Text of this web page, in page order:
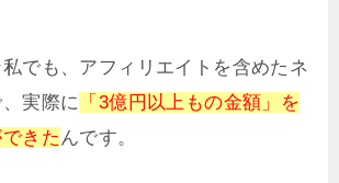
でも、アフィリエイトを含めたネ
実際に
「3億円以上もの金額」を
きた んです。